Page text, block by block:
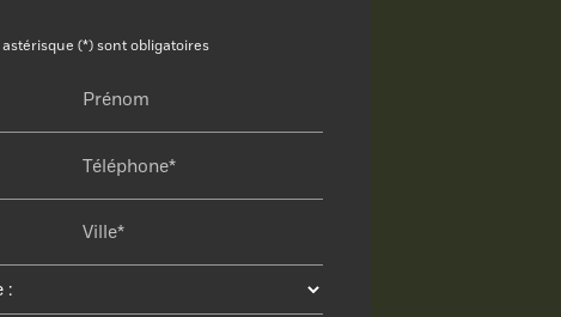
(*) sont obligatoires
Prénom
Téléphone*
Ville*